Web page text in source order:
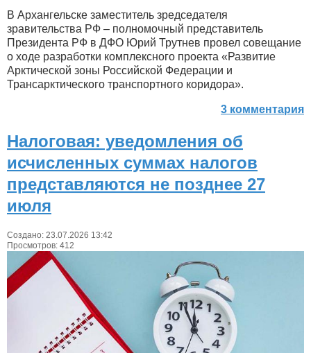
В Архангельске заместитель зредседателя
зравительства РФ – полномочный представитель
Президента РФ в ДФО Юрий Трутнев провел совещание
о ходе разработки комплексного проекта «Развитие
Арктической зоны Российской Федерации и
Трансарктического транспортного коридора».
3 комментария
Налоговая: уведомления об
исчисленных суммах налогов
представляются не позднее 27
июля
Создано: 23.07.2026 13:42
Просмотров: 412